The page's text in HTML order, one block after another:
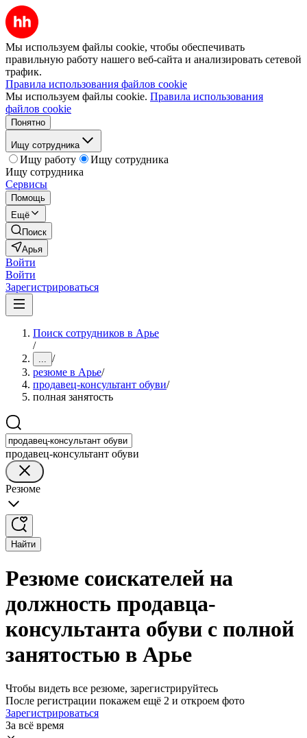
Мы используем файлы cookie, чтобы обеспечивать
правильную работу нашего веб-сайта и анализировать сетевой
трафик.
Правила использования файлов cookie
Мы используем файлы cookie. Правила использования
файлов cookie
Понятно
Ищу сотрудника
Ищу работу
Ищу сотрудника
Ищу сотрудника
Сервисы
Помощь
Ещё
Поиск
Арья
Войти
Войти
Зарегистрироваться
Поиск сотрудников в Арье
/
... /
резюме в Арье/
продавец-консультант обуви/
полная занятость
продавец-консультант обуви
Резюме
Найти
Резюме соискателей на
должность продавца-
консультанта обуви с полной
занятостью в Арье
Чтобы видеть все резюме, зарегистрируйтесь
После регистрации покажем ещё 2 и откроем фото
Зарегистрироваться
За всё время